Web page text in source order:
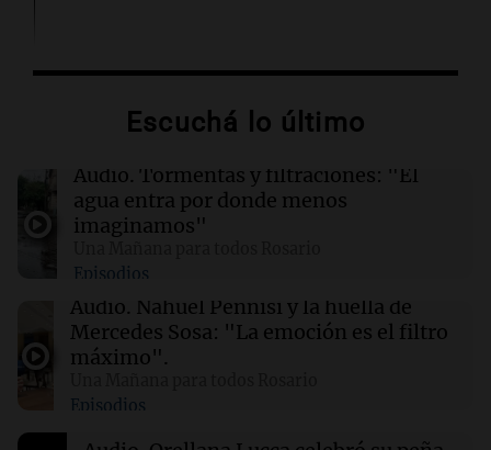
Más de 1.300 vuelos cancelados en Shanghái
02:03 Tecnología
Airbnb acelera el lanzamiento de funciones
gracias a la inteligencia artificial en su
búsqueda
01:49 Mundo
El Pentágono solicita a la industria de defensa
un aumento en la producción de armas
01:31 Ciencia
Reducir alimentos dulces no disminuye
Escuchá lo último
Audio. Tormentas y filtraciones: "El
agua entra por donde menos
imaginamos"
Episodios
Audio. Nahuel Pennisi y la huella de
Mercedes Sosa: "La emoción es el filtro
máximo".
Episodios